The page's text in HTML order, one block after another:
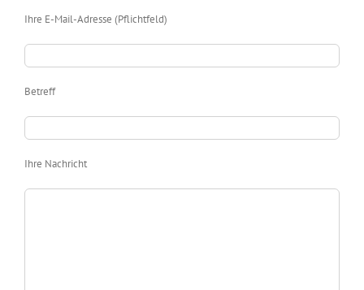
Ihre E-Mail-Adresse (Pflichtfeld)
Betreff
Ihre Nachricht